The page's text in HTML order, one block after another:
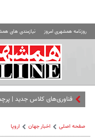
روزنامه همشهری امروز نیازمندی های
صفحه اصلی اخبار جهان اروپا